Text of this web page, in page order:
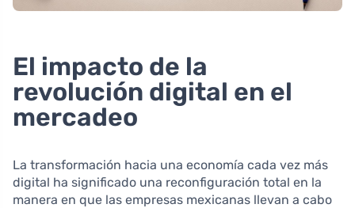
El impacto de la
revolución digital en el
mercadeo
La transformación hacia una economía cada vez más
digital ha significado una reconfiguración total en la
manera en que las empresas mexicanas llevan a cabo